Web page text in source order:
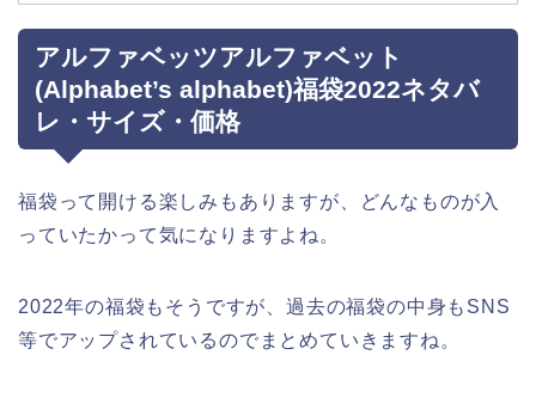
アルファベッツアルファベット
(Alphabet’s alphabet)福袋2022ネタバ
レ・サイズ・価格
福袋って開ける楽しみもありますが、どんなものが入
っていたかって気になりますよね。
2022年の福袋もそうですが、過去の福袋の中身もSNS
等でアップされているのでまとめていきますね。